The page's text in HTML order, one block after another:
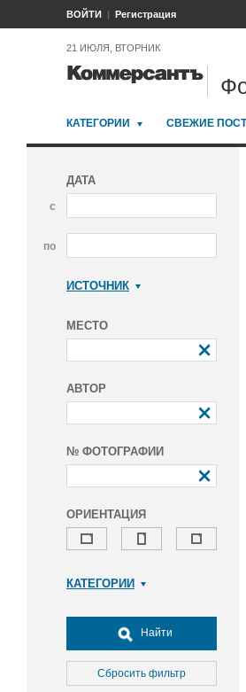
ВОЙТИ Регистрация
21 ИЮЛЯ, ВТОРНИК
КАТЕГОРИИ СВЕЖИЕ
ДАТА
с
по
ИСТОЧНИК
МЕСТО
АВТОР
№ ФОТОГРАФИИ
ОРИЕНТАЦИЯ
КАТЕГОРИИ
Досуг, туризм и отдых
Культура
Медицина
Найти
Сбросить фильтр